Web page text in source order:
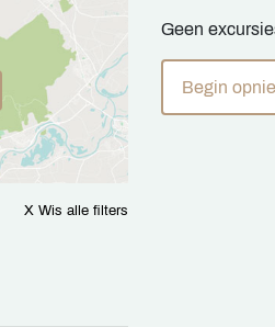
X Wis alle filters
Geen
Begin